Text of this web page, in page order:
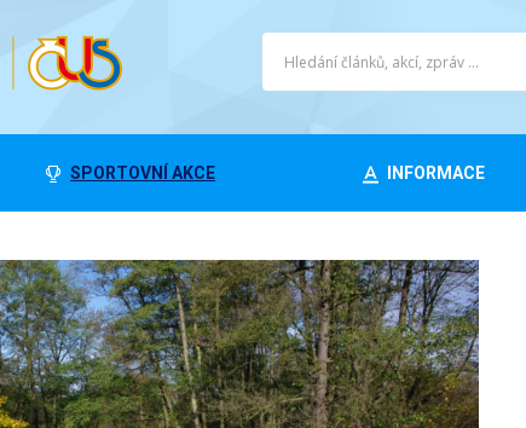
SPORTOVNÍ AKCE INFORMACE